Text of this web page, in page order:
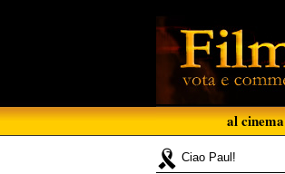
al cinema
Ciao Paul!